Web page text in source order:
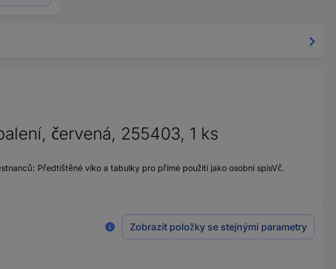
červená, 255403, 1 ks
Předtištěné víko a tabulky pro přímé použití jako osobní spisVč.
Zobrazit položky se stejnými parametry